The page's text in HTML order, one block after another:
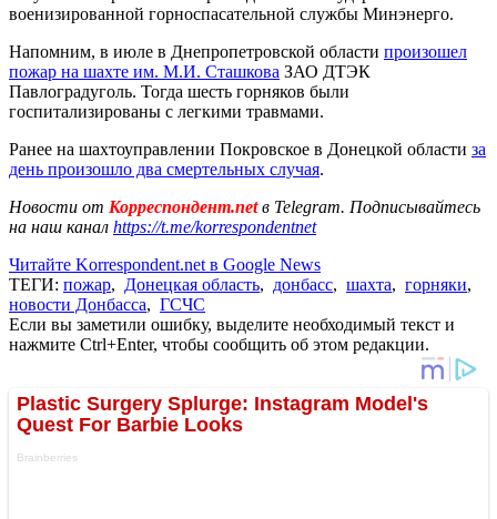
военизированной горноспасательной службы Минэнерго.
Напомним, в июле в Днепропетровской области произошел
пожар на шахте им. М.И. Сташкова ЗАО ДТЭК
Павлоградуголь. Тогда шесть горняков были
госпитализированы с легкими травмами.
Ранее на шахтоуправлении Покровское в Донецкой области за
день произошло два смертельных случая.
Новости от Корреспондент.netв Telegram. Подписывайтесь
на наш канал https://t.me/korrespondentnet
Читайте Korrespondent.net в Google News
ТЕГИ: пожар, Донецкая область, донбасс, шахта, горняки,
новости Донбасса, ГСЧС
Если вы заметили ошибку, выделите необходимый текст и
нажмите Ctrl+Enter, чтобы сообщить об этом редакции.